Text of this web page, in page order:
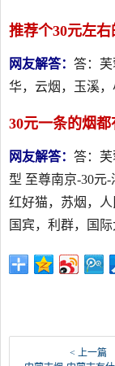
推荐个30元左右
网友解答： 答：
华，云烟，玉溪
30元一条的烟都
网友解答： 答：芙
型 至尊南京-30元-
红好猫，苏烟，人
国宾，利群，国际
< 上一篇